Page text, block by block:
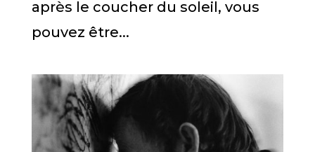
après le coucher du soleil, vous
pouvez être...